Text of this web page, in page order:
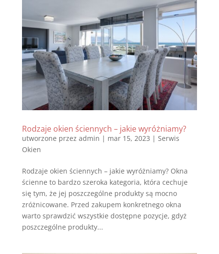
Rodzaje okien ściennych – jakie wyróżniamy?
utworzone przez admin | mar 15, 2023 | Serwis
Okien
Rodzaje okien ściennych – jakie wyróżniamy? Okna
ścienne to bardzo szeroka kategoria, która cechuje
się tym, że jej poszczególne produkty są mocno
zróżnicowane. Przed zakupem konkretnego okna
warto sprawdzić wszystkie dostępne pozycje, gdyż
poszczególne produkty...